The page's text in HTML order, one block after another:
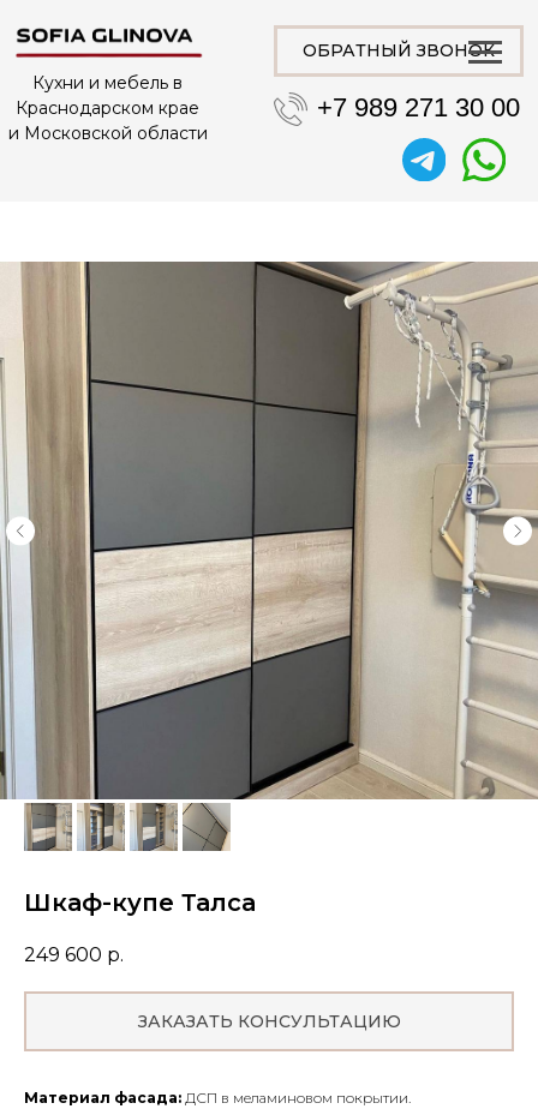
Кухни и мебель в
Краснодарском крае
и Московской области
+7 989 271 30 00
Шкаф-купе Талса
249 600 р.
ЗАКАЗАТЬ КОНСУЛЬТАЦИЮ
Материал фасада: ДСП в меламиновом покрытии.